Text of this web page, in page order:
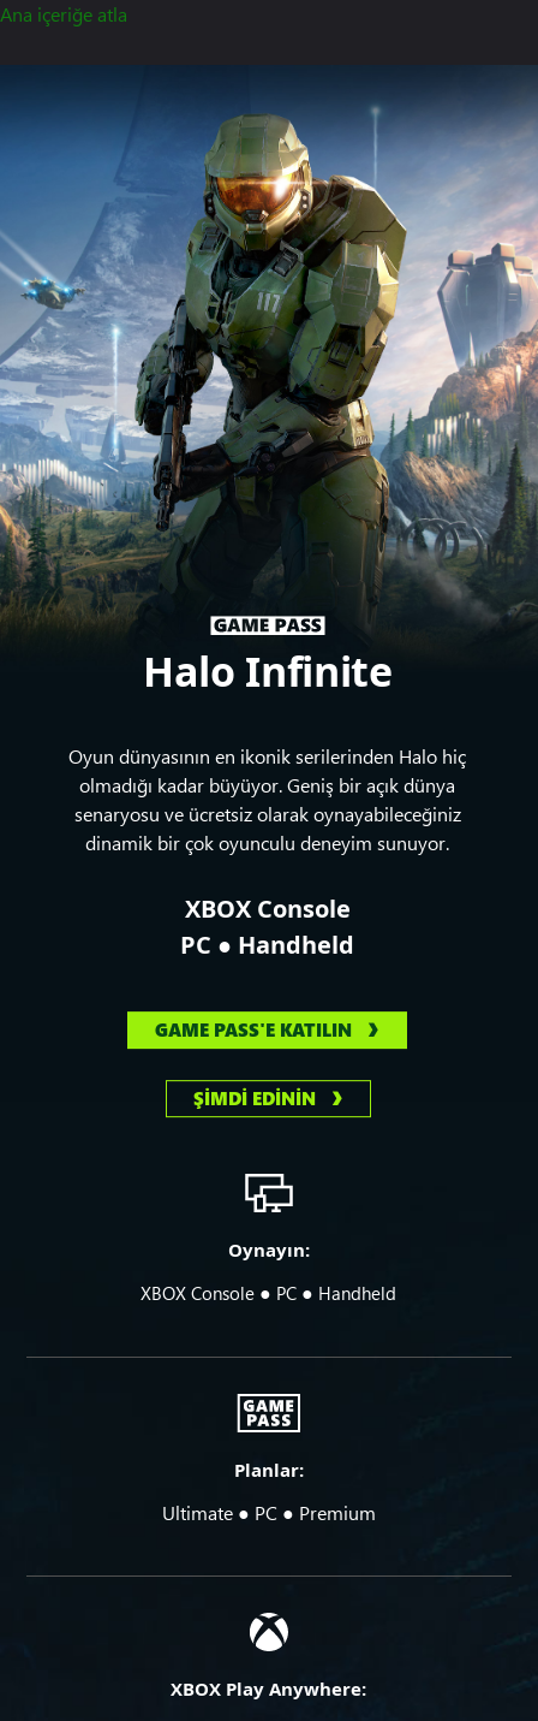
Ana içeriğe atla
Halo Infinite
Oyun dünyasının en ikonik serilerinden Halo hiç
olmadığı kadar büyüyor. Geniş bir açık dünya
senaryosu ve ücretsiz olarak oynayabileceğiniz
dinamik bir çok oyunculu deneyim sunuyor.
XBOX Console
PC ● Handheld
GAME PASS'E KATILIN
ŞİMDİ EDİNİN
Oynayın:
XBOX Console ● PC ● Handheld
Planlar:
Ultimate ● PC ● Premium
XBOX Play Anywhere: